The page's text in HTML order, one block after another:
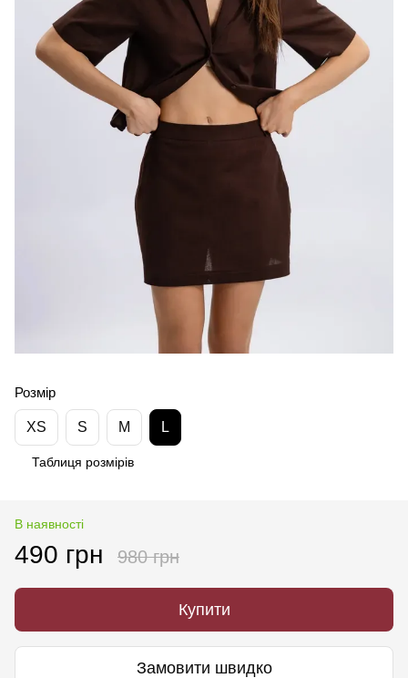
Розмір
XS S M L
Таблиця розмірів
В наявності
490 грн 980 грн
Купити
Замовити швидко